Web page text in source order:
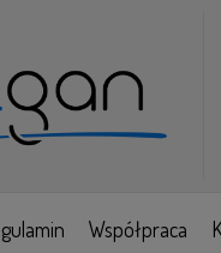
Współpraca